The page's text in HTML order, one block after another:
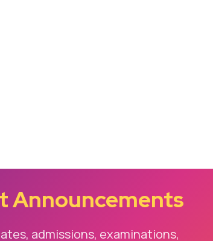
Announcements
admissions, examinations,